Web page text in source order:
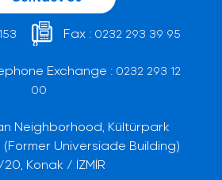
153 Fax : 0232 293 39 95
Exchange : 0232 293 12
00
Neighborhood, Kültürpark
Universiade Building)
Konak / İZMİR